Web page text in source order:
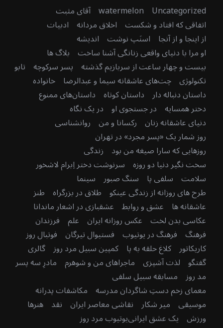
Uncategorized
watermelon آقای مثبت
اتفاقی که افتاد و شکست اخلاق مردانه ادبیات
از اینجا و از آنجا اسنَپ نوشت اندیشه
او مرا با دنیای واقعی زنانگی آشنا ساخت بلاگ ها
بیست و چهار ساعت از سربازیم گذشته پسر سرکوچه تابو
تکنولوژی چت‌های عاشقانه سیما و عبدالرضا خانواده
داستان دنباله دار داستان کوتاه داستان‌های ممنوع
دختر همسایه در جستجوی او در یک نگاه
دنیای عاشقانه زنان رکسانا و من روانشناسی
روز شمار یک «پسر مجرد» در تهران
روزهایی که سارا صیغه من بود زندگی
سخت نگیر دنیا دو روزه سرنوشت دختر اِبرام لاشخور
سلامت سلفی پا سنگ صبور سینما
طرح های روزانه از زندگی عینکو طلاق در بزرگراه طنز
عاشقانه ها عشق و روابط عشقبازی در اشعار ماندانا
عکاسی بدن لخت عکس روزانه ایران علم فرزندان
فرهنگ فرهنگ در یوتیوب فستیوال تیرگان فوتبال روز
کاریکاتور کلاغ حلقه به پا کمپین سبیل مرد روز گالری
گفتگو لذت آشپزی ماجراهای من و شوهرم مادرِ سه پسر
مد روز مسابقه سبیل سلفی
معمای زخم دستِ شاگردان مدرسه مکاشفات پدرانه
موسیقی میر شکار نقاشی معاصر ایران نقد هنرها
ورزش یک عشق ایرانییوتیوب مرد روز